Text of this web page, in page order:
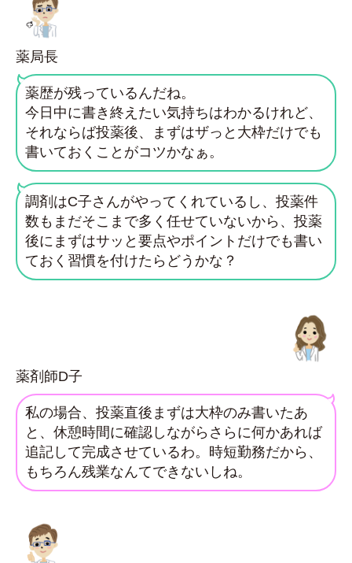
薬局長
薬歴が残っているんだね。
今日中に書き終えたい気持ちはわかるけれど、
それならば投薬後、まずはザっと大枠だけでも
書いておくことがコツかなぁ。
調剤はC子さんがやってくれているし、投薬件
数もまだそこまで多く任せていないから、投薬
後にまずはサッと要点やポイントだけでも書い
ておく習慣を付けたらどうかな？
薬剤師D子
私の場合、投薬直後まずは大枠のみ書いたあ
と、休憩時間に確認しながらさらに何かあれば
追記して完成させているわ。時短勤務だから、
もちろん残業なんてできないしね。